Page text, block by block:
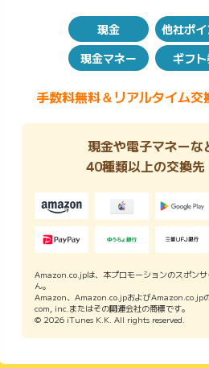
現金
他社ポ
現金マネー
ギフ
手数料無料＆リアルタイム交
現金や電子マネーな
40種類以上の交換先
Amazon.co.jpは、本プロモーションのスポン
ん。
Amazon、Amazon.co.jpおよびAmazon.co.jp
com, inc.またはその関連会社の商標です。
© 2026 iTunes K.K. All rights reserved.